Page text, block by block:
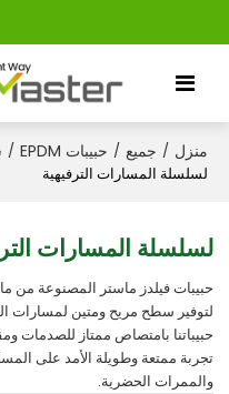
منزل / جميع / حبيبات EPDM /
لسلسلة المسارات الترفيهية
لسلسلة المسارات
لتوفير سطح مريح ومتين لمسارات
حبيباتنا بامتصاص ممتاز للصدمات
تجربة ممتعة وطويلة الأمد على
والممرات الحضرية.